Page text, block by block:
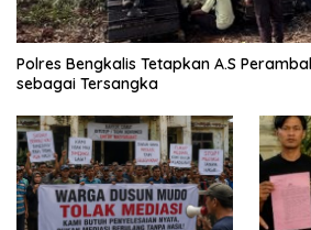
Polres Bengkalis Tetapkan A.S
sebagai Tersangka